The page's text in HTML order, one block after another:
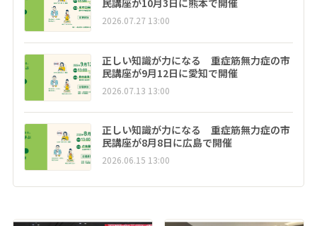
民講座が10月3日に熊本で開催
2026.07.27 13:00
正しい知識が力になる 重症筋無力症の市
民講座が9月12日に愛知で開催
2026.07.13 13:00
正しい知識が力になる 重症筋無力症の市
民講座が8月8日に広島で開催
2026.06.15 13:00